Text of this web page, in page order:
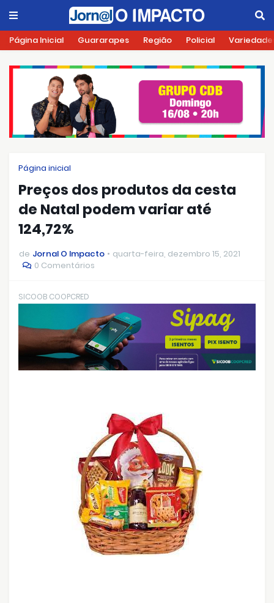
Página Inicial Guararapes Região Policial
Página inicial
Preços dos produtos da cesta
de Natal podem variar até
124,72%
de Jornal O Impacto
quarta-feira, dezembro 15, 2021
0 Comentários
SICOOB COOPCRED